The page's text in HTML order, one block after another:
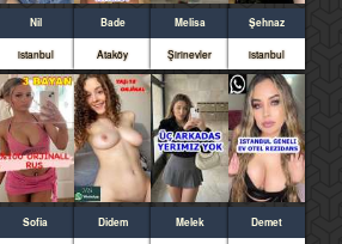
Nil
istanbul
Bade
Ataköy
Melisa
Şirinevler
Şehnaz
istanbul
Sofia Didem Melek Demet